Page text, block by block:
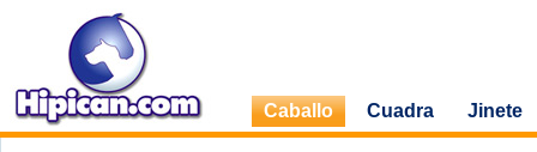
Caballo Cuadra Jinete